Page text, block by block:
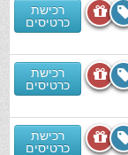
רכישת
כרטיסים
רכישת
כרטיסים
רכישת
כרטיסים